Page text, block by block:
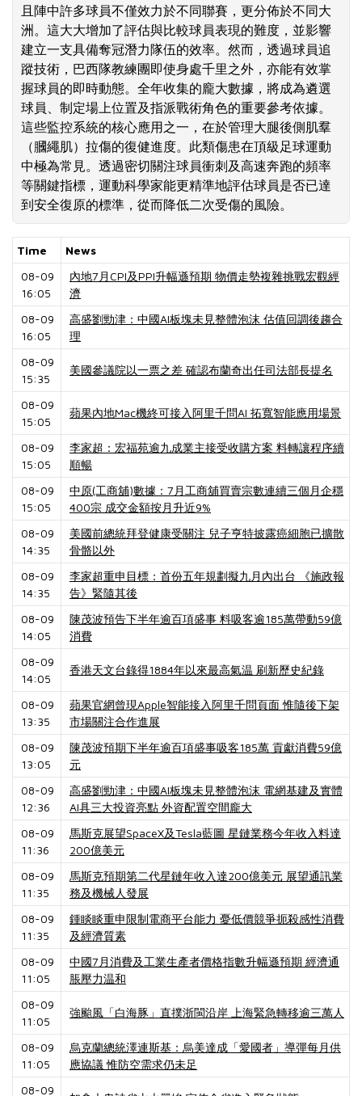
且陣中許多球員不僅效力於不同聯賽，更分佈於不同大
洲。這大大增加了評估與比較球員表現的難度，並影響
建立一支具備奪冠潛力隊伍的效率。然而，透過球員追
蹤技術，巴西隊教練團即使身處千里之外，亦能有效掌
握球員的即時動態。全年收集的龐大數據，將成為遴選
球員、制定場上位置及指派戰術角色的重要參考依據。
這些監控系統的核心應用之一，在於管理大腿後側肌羣
（膕繩肌）拉傷的復健進度。此類傷患在頂級足球運動
中極為常見。透過密切關注球員衝刺及高速奔跑的頻率
等關鍵指標，運動科學家能更精準地評估球員是否已達
到安全復原的標準，從而降低二次受傷的風險。
Time
News
08-09
16:05
內地7月CPI及PPI升幅遜預期 物價走勢複雜挑戰宏觀經
濟
08-09
16:05
高盛劉勁津：中國AI板塊未見整體泡沫 估值回調後趨合
理
08-09
15:35
美國參議院以一票之差 確認布蘭奇出任司法部長提名
08-09
15:05
蘋果內地Mac機終可接入阿里千問AI 拓寬智能應用場景
08-09
15:05
李家超：宏福苑逾九成業主接受收購方案 料轉讓程序續
順暢
08-09
15:05
中原(工商舖)數據：7月工商舖買賣宗數連續三個月企穩
400宗 成交金額按月升近9%
08-09
14:35
美國前總統拜登健康受關注 兒子亨特披露癌細胞已擴散
骨骼以外
08-09
14:35
李家超重申目標：首份五年規劃擬九月內出台 《施政報
告》緊隨其後
08-09
14:05
陳茂波預告下半年逾百項盛事 料吸客逾185萬帶動59億
消費
08-09
14:05
香港天文台錄得1884年以來最高氣温 刷新歷史紀錄
08-09
13:35
蘋果官網曾現Apple智能接入阿里千問頁面 惟隨後下架
市場關注合作進展
08-09
13:05
陳茂波預期下半年逾百項盛事吸客185萬 貢獻消費59億
元
08-09
12:36
高盛劉勁津：中國AI板塊未見整體泡沫 電網基建及實體
AI具三大投資亮點 外資配置空間龐大
08-09
11:36
馬斯克展望SpaceX及Tesla藍圖 星鏈業務今年收入料達
200億美元
08-09
11:35
馬斯克預期第二代星鏈年收入達200億美元 展望通訊業
務及機械人發展
08-09
11:35
鍾睒睒重申限制電商平台能力 憂低價競爭扼殺感性消費
及經濟質素
08-09
11:05
中國7月消費及工業生產者價格指數升幅遜預期 經濟通
脹壓力温和
08-09
11:05
強颱風「白海豚」直撲浙閩沿岸 上海緊急轉移逾三萬人
08-09
11:05
烏克蘭總統澤連斯基：烏美達成「愛國者」導彈每月供
應協議 惟防空需求仍未足
08-09